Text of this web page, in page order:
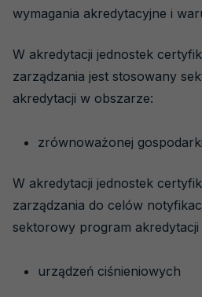
wymagania akredytacyjne i
W akredytacji jednostek
zarządzania jest stosowany
akredytacji w obszarze:
zrównoważonej
W akredytacji jednostek
zarządzania do celów
sektorowy program akredytacji
urządzeń ciśnieniowych